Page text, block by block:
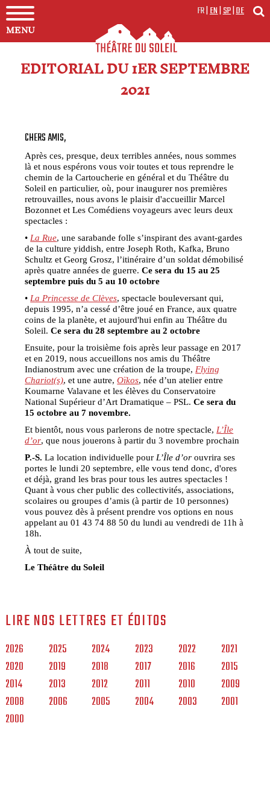
MENU
FR|EN|SP|DE
EDITORIAL DU 1ER SEPTEMBRE
2021
CHERS AMIS,
Après ces, presque, deux terribles années, nous sommes
là et nous espérons vous voir toutes et tous reprendre le
chemin de la Cartoucherie en général et du Théâtre du
Soleil en particulier, où, pour inaugurer nos premières
retrouvailles, nous avons le plaisir d'accueillir Marcel
Bozonnet et Les Comédiens voyageurs avec leurs deux
spectacles :
• La Rue, une sarabande folle s’inspirant des avant-gardes
de la culture yiddish, entre Joseph Roth, Kafka, Bruno
Schultz et Georg Grosz, l’itinéraire d’un soldat démobilisé
après quatre années de guerre.Ce sera du 15 au 25
septembre puis du 5 au 10 octobre
• La Princesse de Clèves, spectacle bouleversant qui,
depuis 1995, n’a cessé d’être joué en France, aux quatre
coins de la planète, et aujourd'hui enfin au Théâtre du
Soleil.Ce sera du 28 septembre au 2 octobre
Ensuite, pour la troisième fois après leur passage en 2017
et en 2019, nous accueillons nos amis du Théâtre
Indianostrum avec une création de la troupe, Flying
Chariot(s), et une autre,Oïkos, née d’un atelier entre
Koumarne Valavane et les élèves du Conservatoire
National Supérieur d’Art Dramatique – PSL.Ce sera du
15 octobre au 7 novembre.
Et bientôt, nous vous parlerons de notre spectacle, L’Île
d’or, que nous jouerons à partir du 3 novembre prochain
P.-S. La location individuelle pour L’Île d’or ouvrira ses
portes le lundi 20 septembre, elle vous tend donc, d'ores
et déjà, grand les bras pour tous les autres spectacles !
Quant à vous cher public des collectivités, associations,
scolaires ou groupes d’amis (à partir de 10 personnes)
vous pouvez dès à présent prendre vos options en nous
appelant au 01 43 74 88 50 du lundi au vendredi de 11h à
18h.
À tout de suite,
Le Théâtre du Soleil
LIRE NOS LETTRES ET ÉDITOS
2026 2025 2024 2023 2022
2021
2020
2019 2018 2017 2016
2015
2014
2013 2012 2011 2010
2009
2008
2006 2005 2004 2003
2001
2000